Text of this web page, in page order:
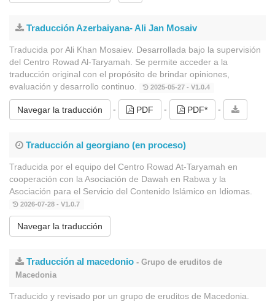
Traducción Azerbaiyana- Ali Jan Mosaiv
Traducida por Ali Khan Mosaiev. Desarrollada bajo la supervisión
del Centro Rowad Al-Taryamah. Se permite acceder a la
traducción original con el propósito de brindar opiniones,
evaluación y desarrollo continuo.
2025-05-27 - V1.0.4
Navegar la traducción - PDF - PDF* -
Traducción al georgiano (en proceso)
Traducida por el equipo del Centro Rowad At-Taryamah en
cooperación con la Asociación de Dawah en Rabwa y la
Asociación para el Servicio del Contenido Islámico en Idiomas.
2026-07-28 - V1.0.7
Navegar la traducción
Traducción al macedonio - Grupo de eruditos de
Macedonia
Traducido y revisado por un grupo de eruditos de Macedonia.